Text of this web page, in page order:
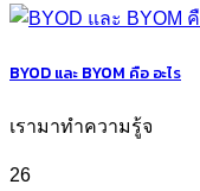
BYOD และ BYOM คือ อะไร
เรามาทำความรู้จ
26